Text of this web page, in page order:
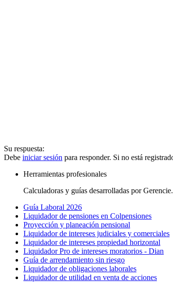
Su respuesta:
Debe iniciar sesión para responder. Si no está
Herramientas profesionales
Calculadoras y guías desarrolladas por
Guía Laboral 2026
Liquidador de pensiones en Colpensiones
Proyección y planeación pensional
Liquidador de intereses judiciales y comerciales
Liquidador de intereses propiedad horizontal
Liquidador Pro de intereses moratorios - Dian
Guía de arrendamiento sin riesgo
Liquidador de obligaciones laborales
Liquidador de utilidad en venta de acciones